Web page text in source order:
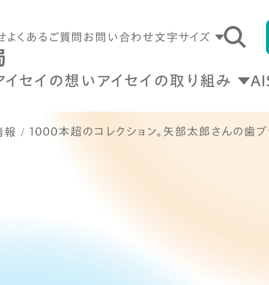
よくあるご質問 お問い合わせ文字サイズ
イセイの想い アイセイの取り組み
報 1000本超のコレクション。矢部太郎さんの歯